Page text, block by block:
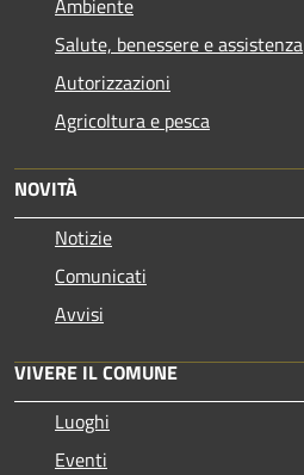
Salute, benessere e assistenza
Autorizzazioni
Agricoltura e pesca
NOVITÀ
Notizie
Comunicati
Avvisi
VIVERE IL COMUNE
Luoghi
Eventi